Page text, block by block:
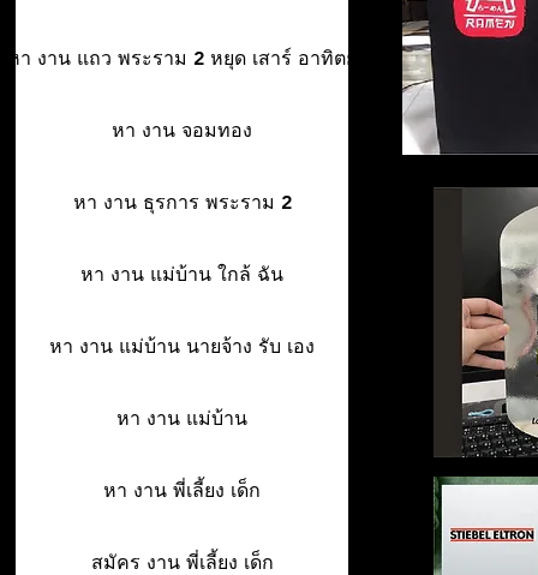
หา งาน แถว พระราม 2 หยุด เสาร์ อาทิตย์
หา งาน จอมทอง
หา งาน ธุรการ พระราม 2
หา งาน แม่บ้าน ใกล้ ฉัน
หา งาน แม่บ้าน นายจ้าง รับ เอง
หา งาน แม่บ้าน
หา งาน พี่เลี้ยง เด็ก
สมัคร งาน พี่เลี้ยง เด็ก